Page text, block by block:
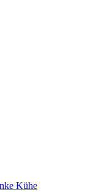
Kühe